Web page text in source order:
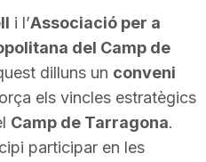
i l’Associació per a
del Camp de
dilluns un conveni
els vincles estratègics
Camp de Tarragona.
participar en les